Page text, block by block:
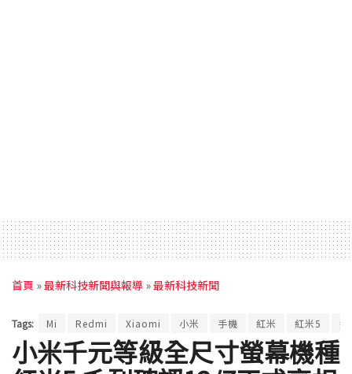
首頁 »最新科技新聞與報導 »最新科技新聞
Tags: Mi Redmi Xiaomi 小米 手機 紅米 紅米5
小米千元等級全尺寸螢幕機種